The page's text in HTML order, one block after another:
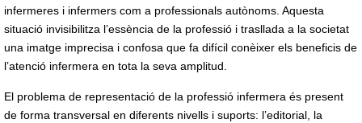
infermeres i infermers com a professionals autònoms. Aquesta
situació invisibilitza l’essència de la professió i trasllada a la societat
una imatge imprecisa i confosa que fa difícil conèixer els beneficis de
l’atenció infermera en tota la seva amplitud.
El problema de representació de la professió infermera és present
de forma transversal en diferents nivells i suports: l’editorial, la